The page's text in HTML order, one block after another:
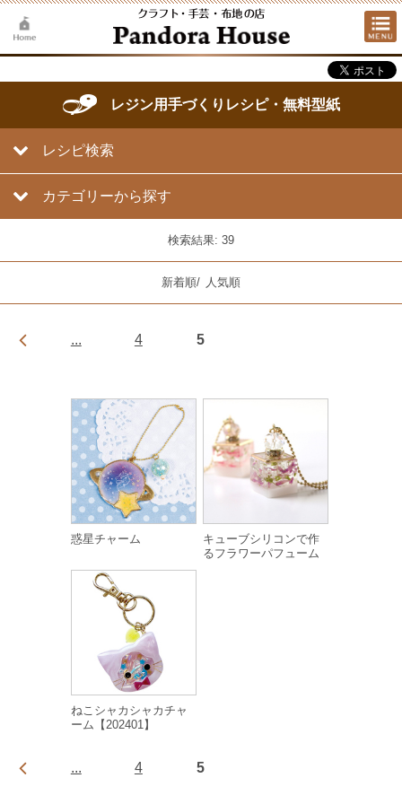
レジン用手づくりレシピ・無料型紙
レシピ検索
カテゴリーから探す
検索結果: 39
新着順/ 人気順
... 4 5
惑星チャーム
キューブシリコンで作
るフラワーパフューム
ねこシャカシャカチャ
ーム【202401】
... 4 5